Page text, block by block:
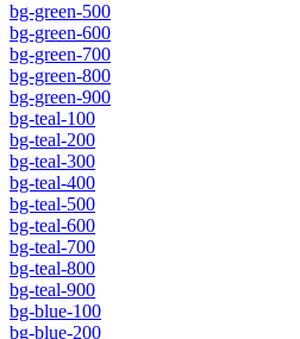
bg-green-500
bg-green-600
bg-green-700
bg-green-800
bg-green-900
bg-teal-100
bg-teal-200
bg-teal-300
bg-teal-400
bg-teal-500
bg-teal-600
bg-teal-700
bg-teal-800
bg-teal-900
bg-blue-100
bg-blue-200